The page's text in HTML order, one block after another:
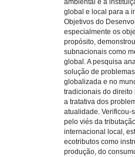
ambiental e a
global e local para a
Objetivos do
especialmente os
propósito,
subnacionais como
global. A pesquisa
solução de
globalizada e no
tradicionais do
a tratativa dos
atualidade. Verificou-
pelo viés da
internacional local,
ecotributos como
produção, do